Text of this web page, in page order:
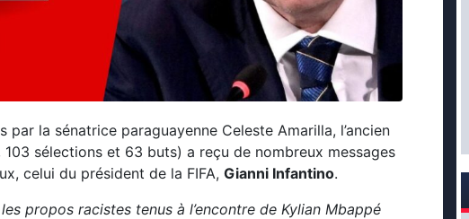
la sénatrice paraguayenne Celeste Amarilla, l’ancien
103 sélections et 63 buts) a reçu de nombreux messages
celui du président de la FIFA, Gianni Infantino.
propos racistes tenus à l’encontre de Kylian Mbappé